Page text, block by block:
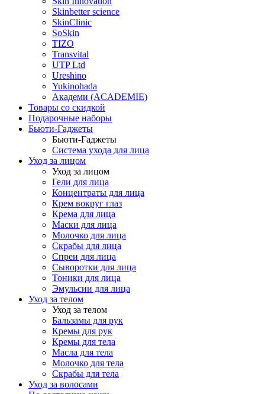
Skinbetter science
SkinСlinic
SoSkin
TIZO
Transvital
UTP Ltd
Ureshino
Yukinohada
Академи (ACADEMIE)
Товары со скидкой
Подарочные наборы
Бьюти-Гаджеты
Бьюти-Гаджеты
Система ухода для лица
Уход за лицом
Уход за лицом
Гели для лица
Концентраты для лица
Крем вокруг глаз
Крема для лица
Маски для лица
Молочко для лица
Скрабы для лица
Спреи для лица
Сыворотки для лица
Тоники для лица
Эмульсии для лица
Уход за телом
Уход за телом
Бальзамы для рук
Кремы для рук
Кремы для тела
Масла для тела
Молочко для тела
Скрабы для тела
Уход за волосами